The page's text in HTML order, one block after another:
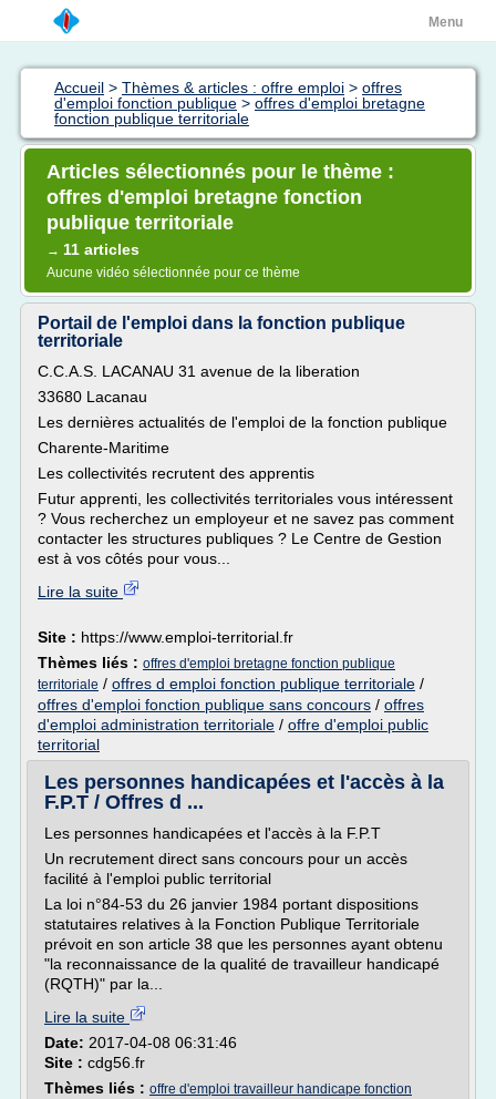
Menu
Accueil > Thèmes & articles : offre emploi > offres
d'emploi fonction publique > offres d'emploi bretagne
fonction publique territoriale
Articles sélectionnés pour le thème :
offres d'emploi bretagne fonction
publique territoriale
→ 11 articles
Aucune vidéo sélectionnée pour ce thème
Portail de l'emploi dans la fonction publique
territoriale
C.C.A.S. LACANAU 31 avenue de la liberation
33680 Lacanau
Les dernières actualités de l'emploi de la fonction publique
Charente-Maritime
Les collectivités recrutent des apprentis
Futur apprenti, les collectivités territoriales vous intéressent
? Vous recherchez un employeur et ne savez pas comment
contacter les structures publiques ? Le Centre de Gestion
est à vos côtés pour vous...
Lire la suite
Site : https://www.emploi-territorial.fr
Thèmes liés : offres d'emploi bretagne fonction publique
territoriale / offres d emploi fonction publique territoriale /
offres d'emploi fonction publique sans concours / offres
d'emploi administration territoriale / offre d'emploi public
territorial
Les personnes handicapées et l'accès à la
F.P.T / Offres d ...
Les personnes handicapées et l'accès à la F.P.T
Un recrutement direct sans concours pour un accès
facilité à l'emploi public territorial
La loi n°84-53 du 26 janvier 1984 portant dispositions
statutaires relatives à la Fonction Publique Territoriale
prévoit en son article 38 que les personnes ayant obtenu
"la reconnaissance de la qualité de travailleur handicapé
(RQTH)" par la...
Lire la suite
Date: 2017-04-08 06:31:46
Site : cdg56.fr
Thèmes liés : offre d'emploi travailleur handicape fonction